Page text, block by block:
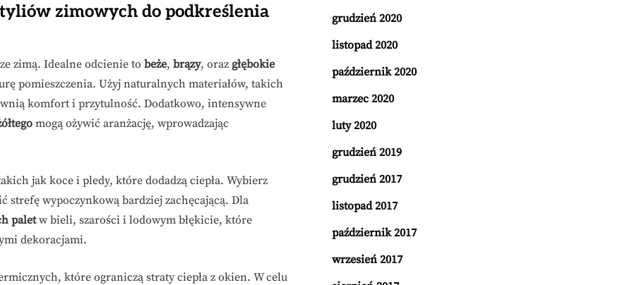
zimowych do podkreślenia
zimą. Idealne odcienie to beże, brązy, oraz głębokie
pomieszczenia. Użyj naturalnych materiałów, takich
komfort i przytulność. Dodatkowo, intensywne
mogą ożywić aranżację, wprowadzając
jak koce i pledy, które dodadzą ciepła. Wybierz
wypoczynkową bardziej zachęcającą. Dla
paletw bieli, szarości i lodowym błękicie, które
dekoracjami.
które ograniczą straty ciepła z okien. W celu
grudzień 2020
listopad 2020
październik 2020
marzec 2020
luty 2020
grudzień 2019
grudzień 2017
listopad 2017
październik 2017
wrzesień 2017